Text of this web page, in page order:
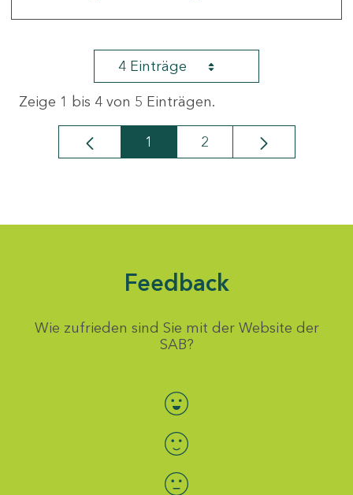
4 Einträge
Zeige 1 bis 4 von 5 Einträgen.
Seite
1 Seite
2
Feedback
Wie zufrieden sind Sie mit der Website der
SAB?
Bewertung auswählen